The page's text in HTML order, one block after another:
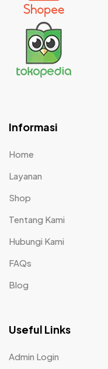
Informasi
Home
Layanan
Shop
Tentang Kami
Hubungi Kami
FAQs
Blog
Useful Links
Admin Login